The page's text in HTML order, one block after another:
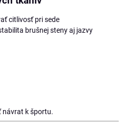
citlivosť pri sede
brušnej steny aj jazvy
návrat k športu.